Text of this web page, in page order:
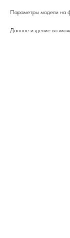
Параметры модели на
Данное изделие